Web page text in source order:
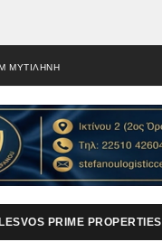
ΜΥΤΙΛΗΝΗ
LESVOS PRIME PROPERTIES